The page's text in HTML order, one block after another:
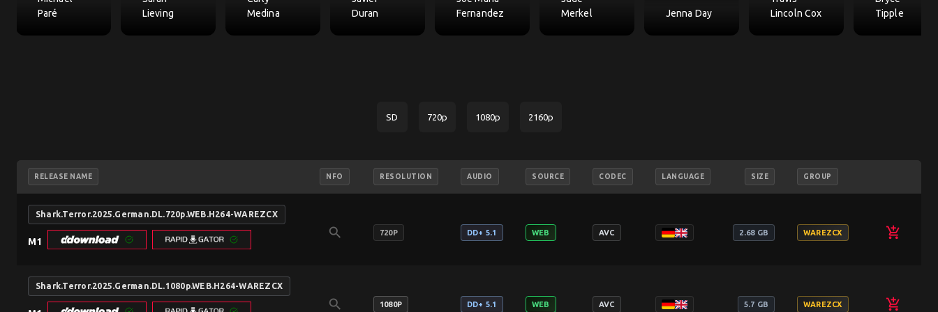
Paré
Lieving
Medina
Duran
Fernandez
Merkel
Jenna Day
Lincoln Cox
Tipple
SD 720p 1080p 2160p
RELEASE NAME NFO RESOLUTION AUDIO SOURCE CODEC LANGUAGE SIZE GROUP
Shark.Terror.2025.German.DL.720p.WEB.H264-WAREZCX
M1
search 720P DD+ 5.1 WEB AVC 2.68 GB WAREZCX add_shopping_cart
Shark.Terror.2025.German.DL.1080p.WEB.H264-WAREZCX
search 1080P DD+ 5.1 WEB AVC 5.7 GB WAREZCX add_shopping_cart